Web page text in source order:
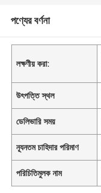
পণ্যের বর্ণনা
লক্ষণীয় করা:
উৎপত্তি স্থল
ডেলিভারি সময়
ন্যূনতম চাহিদার পরিমাণ
পরিচিতিমুলক নাম